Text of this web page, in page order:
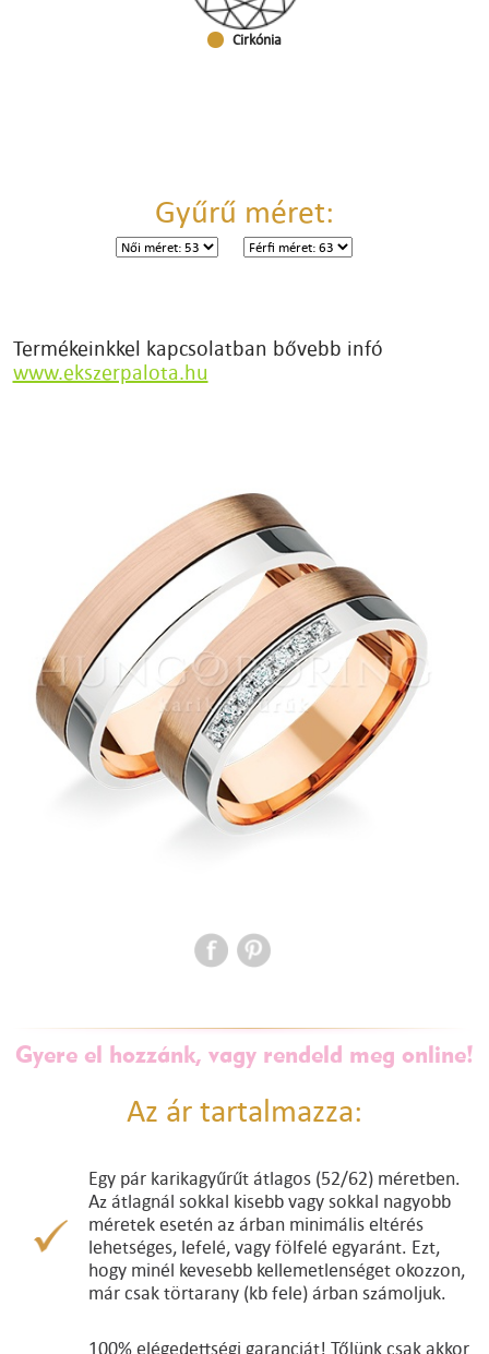
Cirkónia
Gyűrű méret:
Termékeinkkel kapcsolatban bővebb infó
www.ekszerpalota.hu
Gyere el hozzánk, vagy rendeld meg online!
Az ár tartalmazza:
Egy pár karikagyűrűt átlagos (52/62) méretben.
Az átlagnál sokkal kisebb vagy sokkal nagyobb
méretek esetén az árban minimális eltérés
lehetséges, lefelé, vagy fölfelé egyaránt. Ezt,
hogy minél kevesebb kellemetlenséget okozzon,
már csak törtarany (kb fele) árban számoljuk.
100% elégedettségi garanciát! Tőlünk csak akkor